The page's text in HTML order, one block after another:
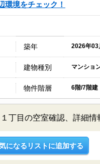
環境をチェック！
築年 2026年03
建物種別 マンショ
物件階層 6階/7階建
丁目の空室確認、詳細情
になるリストに追加する